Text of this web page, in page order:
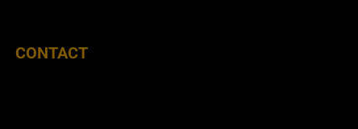
CONTACT